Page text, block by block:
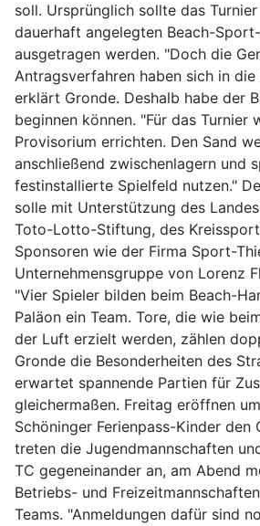
soll. Ursprünglich sollte das
dauerhaft angelegten Beach-
ausgetragen werden. "Doch die
Antragsverfahren haben sich in die
erklärt Gronde. Deshalb habe der
beginnen können. "Für das Turnier
Provisorium errichten. Den Sand
anschließend zwischenlagern und
festinstallierte Spielfeld nutzen."
solle mit Unterstützung des
Toto-Lotto-Stiftung, des
Sponsoren wie der Firma Sport-
Unternehmensgruppe von Lorenz
"Vier Spieler bilden beim Beach-
Paläon ein Team. Tore, die wie
der Luft erzielt werden, zählen
Gronde die Besonderheiten des
erwartet spannende Partien für
gleichermaßen. Freitag eröffnen
Schöninger Ferienpass-Kinder den
treten die Jugendmannschaften
TC gegeneinander an, am Abend
Betriebs- und
Teams. "Anmeldungen dafür sind